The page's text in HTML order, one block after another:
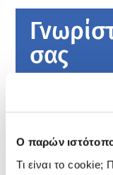
Ο παρών
Τι είναι το cookie;
σας
Πώς
στην Ευρώπη;
καλλυντικά
Ένωση είναι